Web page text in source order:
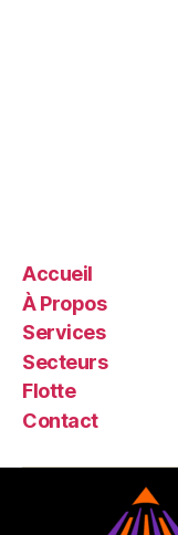
Accueil
À Propos
Services
Secteurs
Flotte
Contact